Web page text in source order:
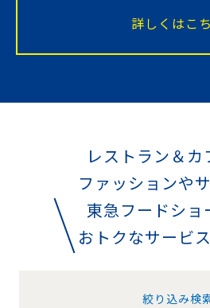
詳しくはこ
レストラン＆カ
ファッションや
東急フードショ
おトクなサービ
絞り込み検